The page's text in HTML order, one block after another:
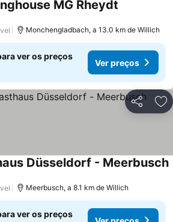
MG Rheydt
Monchengladbach, a 13.0 km de Willich
ver os preços
Ver preços
Partilhar
Düsseldorf - Meerbusch
Meerbusch, a 8.1 km de Willich
ver os preços